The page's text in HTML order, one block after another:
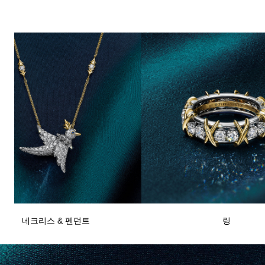
네크리스 & 펜던트 링